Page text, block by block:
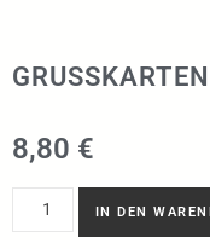
8,80 €
IN DEN